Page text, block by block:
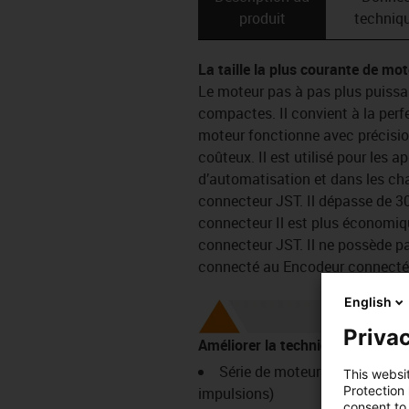
produit
La taille la plus courante de
Le moteur pas à pas plus
compactes. Il convient à la
moteur fonctionne avec
coûteux. Il est utilisé pour les
d’automatisation et dans les
connecteur JST. Il dépasse de
connecteur Il est plus
connecteur JST. Il ne possède
connecté au Encodeur
Améliorer la technicité :
Série de moteurs pas à pas
impulsions)
English
This
Protection